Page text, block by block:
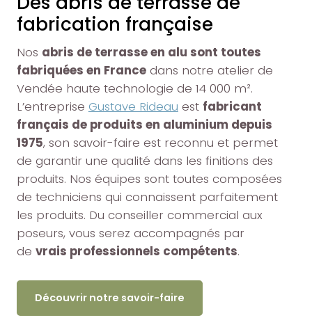
fabrication française
Nos abris de terrasse en alu sont toutes
fabriquées en Francedans notre atelier de
Vendée haute technologie de 14 000 m².
L’entreprise Gustave Rideau est fabricant
français de produits en aluminium depuis
1975, son savoir-faire est reconnu et permet
de garantir une qualité dans les finitions des
produits. Nos équipes sont toutes composées
de techniciens qui connaissent parfaitement
les produits. Du conseiller commercial aux
poseurs, vous serez accompagnés par
de vrais professionnels compétents.
Découvrir notre savoir-faire